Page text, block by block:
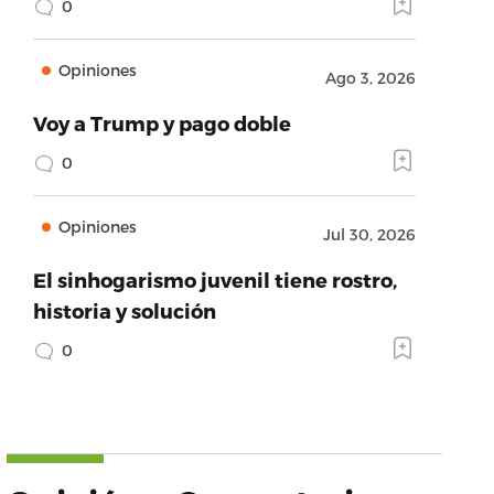
0
Opiniones Ago 3, 2026
Voy a Trump y pago doble
0
Opiniones Jul 30, 2026
El sinhogarismo juvenil tiene rostro,
historia y solución
0